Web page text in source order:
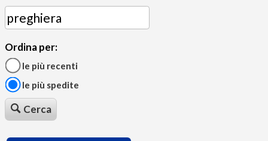
Ordina per:
le più recenti
le più spedite
Cerca